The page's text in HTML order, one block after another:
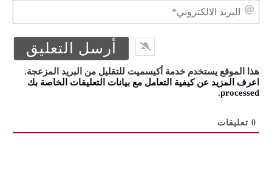
هذا الموقع يستخدم خدمة أكيسميت للتقليل من البريد المزعجة.
اعرف المزيد عن كيفية التعامل مع بيانات التعليقات الخاصة بك
processed
.
0 تعليقات